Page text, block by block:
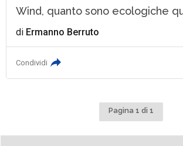
Wind, quanto sono ecologiche
di Ermanno Berruto
Condividi
Pagina 1 di 1